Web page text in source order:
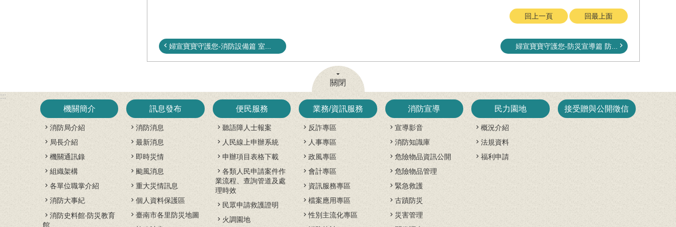
回上一頁 回最上面
婦宣寶寶守護您-消防設備篇 室... 婦宣寶寶守護您-防災宣導篇 防...
關閉
:::
機關簡介
消防局介紹
局長介紹
機關通訊錄
組織架構
各單位職掌介紹
消防大事紀
消防史料館‧防災教育
館
訊息發布
消防消息
最新消息
即時災情
颱風消息
重大災情訊息
個人資料保護區
臺南市各里防災地圖
便民服務
聽語障人士報案
人民線上申辦系統
申辦項目表格下載
各類人民申請案件作
業流程、查詢管道及處
理時效
民眾申請救護證明
火調園地
業務/資訊服務
反詐專區
人事專區
政風專區
會計專區
資訊服務專區
檔案應用專區
性別主流化專區
消防宣導
宣導影音
消防知識庫
危險物品資訊公開
危險物品管理
緊急救護
古蹟防災
災害管理
民力園地
概況介紹
法規資料
福利申請
接受贈與公開徵信